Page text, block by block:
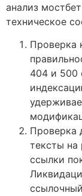
анализ
техническое
Проверка
404 и 500
Проверка
тексты на
ссылки